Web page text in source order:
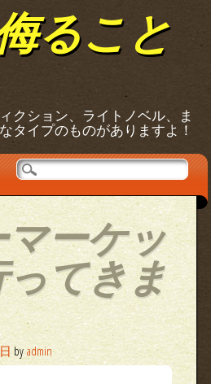
ること
クション、ライトノベル、ま
タイプのものがありますよ！
ーケッ
てきま
by admin